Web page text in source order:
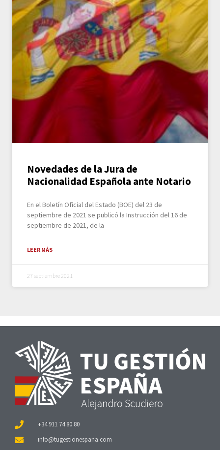
Novedades de la Jura de
Nacionalidad Española ante Notario
En el Boletín Oficial del Estado (BOE) del 23 de
septiembre de 2021 se publicó la Instrucción del 16 de
septiembre de 2021, de la
LEER MÁS
27 septiembre 2021
+34 911 74 80 80